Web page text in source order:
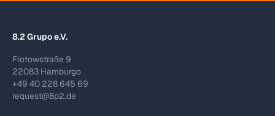
8.2 Grupo e.V.
Flotowstraße 9
22083 Hamburgo
+49 40 228 645 69
request@8p2.de